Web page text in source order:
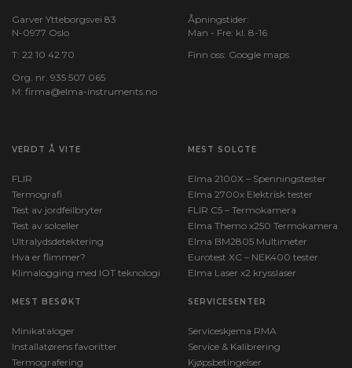
Garver Ytteborgsvei 83
N-0977 Oslo
T: 22 10 42 70
Org. nr. 935 507 065
M: firma@elma-instruments.no​
Åpningstider:
Man - Fre: kl. 8-16
Finn oss: Google maps
VERDT Å VITE
FLIR
Termografi
Test av jordfeilbryter
Test av solceller
Ultralydsdetektering
Hva er flimmer?
Klimalogging med IOT teknologi
MEST SOLGTE
Elma 2100X – Spenningstester
Elma 2700x Elektrisk tester
FLIR C5 – Termokamera
Elma Themo x250 Termokamera
Elma BM2805 Multimeter
Eurotest XC – NEK400 tester
Elma Laser x2 krysslaser
MEST BESØKT
Minikataloger
Installatørens favoritter
Termografering
SERVICESENTER
Serviceskjema RMA
Service & Kalibrering
Kjøpsbetingelser